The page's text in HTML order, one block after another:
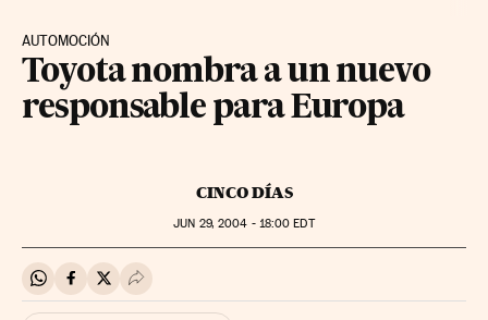
AUTOMOCIÓN
Toyota nombra a un nuevo
responsable para Europa
CINCO DÍAS
JUN 29, 2004 - 18:00 EDT
Compartir en Whatsapp
Compartir en Facebook
Compartir en Twitter
Desplegar Redes Sociales